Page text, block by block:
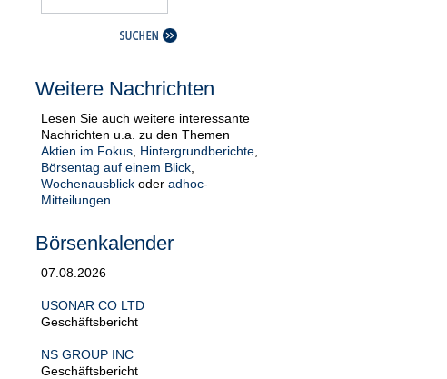
Weitere Nachrichten
Lesen Sie auch weitere interessante
Nachrichten u.a. zu den Themen
Aktien im Fokus Hintergrundberichte
Börsentag auf einem Blick
Wochenausblick oder adhoc-
Mitteilungen
Börsenkalender
07.08.2026
USONAR CO LTD
Geschäftsbericht
NS GROUP INC
Geschäftsbericht